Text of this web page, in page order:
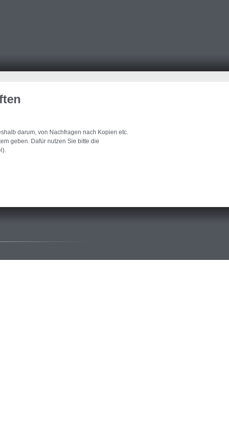
darum, von Nachfragen nach Kopien etc.
geben. Dafür nutzen Sie bitte die